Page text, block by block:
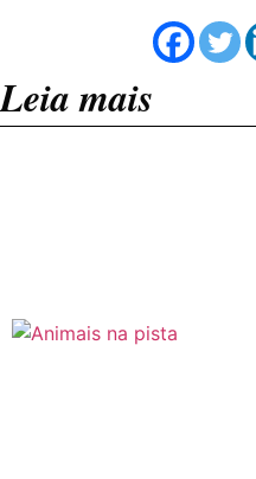
Leia mais